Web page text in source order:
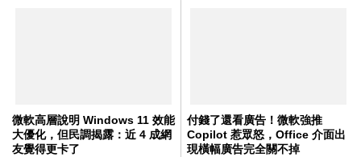
微軟高層說明 Windows 11 效能
大優化，但民調揭露：近 4 成網
友覺得更卡了
付錢了還看廣告！微軟強推
Copilot 惹眾怒，Office 介面出
現橫幅廣告完全關不掉